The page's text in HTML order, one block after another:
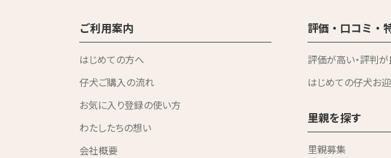
ご利用案内
はじめての方へ
仔犬ご購入の流れ
お気に入り登録の使い方
わたしたちの想い
会社概要
評価・口コミ・
評価が高い・評判
はじめての仔犬お
里親を探す
里親募集